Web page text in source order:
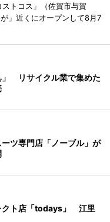
トコス」（佐賀市与賀
」近くにオープンして8月7
」 リサイクル業で集めた
ツ専門店「ノーブル」が
クト店「todays」 江里